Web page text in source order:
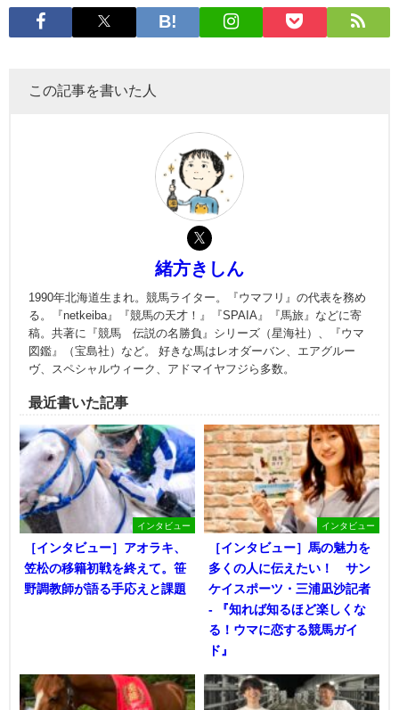
この記事を書いた人
緒方きしん
1990年北海道生まれ。競馬ライター。『ウマフリ』の代表を務め
る。『netkeiba』『競馬の天才！』『SPAIA』『馬旅』などに寄
稿。共著に『競馬 伝説の名勝負』シリーズ（星海社）、『ウマ
図鑑』（宝島社）など。 好きな馬はレオダーバン、エアグルー
ヴ、スペシャルウィーク、アドマイヤフジら多数。
最近書いた記事
インタビュー
［インタビュー］アオラキ、
笠松の移籍初戦を終えて。笹
野調教師が語る手応えと課題
インタビュー
［インタビュー］馬の魅力を
多くの人に伝えたい！ サン
ケイスポーツ・三浦凪沙記者
- 『知れば知るほど楽しくな
る！ウマに恋する競馬ガイ
ド』